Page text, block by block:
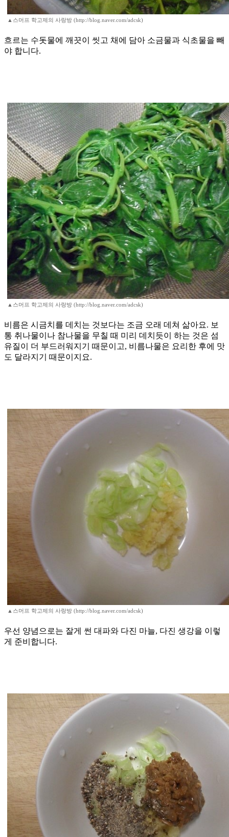
▲스머프 학고제의 사랑방 (http://blog.naver.com/adcsk)
​흐르는 수돗물에 깨끗이 씻고 채에 담아 소금물과 식초물을 빼
야 합니다.
▲스머프 학고제의 사랑방 (http://blog.naver.com/adcsk)
비름은 시금치를 데치는 것보다는 조금 오래 데쳐 삶아요. 보
통 취나물이나 참나물을 무칠 때 미리 데치듯이 하는 것은 섬
유질이 더 부드러워지기 때문이고, 비름나물은 요리한 후에 맛
도 달라지기 때문이지요.
▲스머프 학고제의 사랑방 (http://blog.naver.com/adcsk)
우선 양념으로는 잘게 썬 대파와 다진 마늘, 다진 생강을 이렇
게 준비합니다.